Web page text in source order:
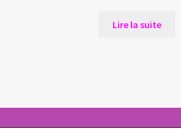
Lire la suite